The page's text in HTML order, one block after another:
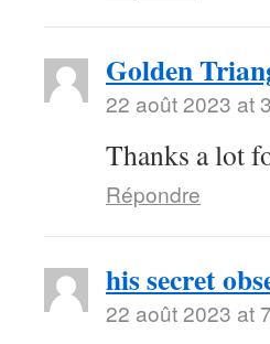
Golden
22 août 2023 at
Thanks a lot
Répondre
his secret
22 août 2023 at